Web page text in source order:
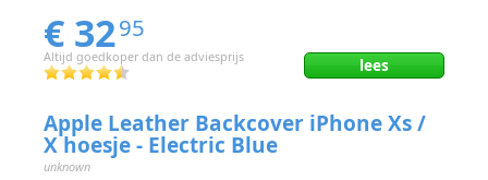
€ 3295
Altijd goedkoper dan de adviesprijs lees
Apple Leather Backcover iPhone Xs /
X hoesje - Electric Blue
unknown